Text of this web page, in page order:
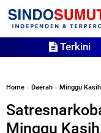
Terkini
Home » Daerah » Minggu Kasih
Minggu